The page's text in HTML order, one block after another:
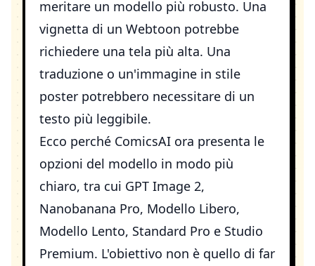
meritare un modello più robusto. Una
vignetta di un Webtoon potrebbe
richiedere una tela più alta. Una
traduzione o un'immagine in stile
poster potrebbero necessitare di un
testo più leggibile.
Ecco perché ComicsAI ora presenta le
opzioni del modello in modo più
chiaro, tra cui GPT Image 2,
Nanobanana Pro, Modello Libero,
Modello Lento, Standard Pro e Studio
Premium. L'obiettivo non è quello di far